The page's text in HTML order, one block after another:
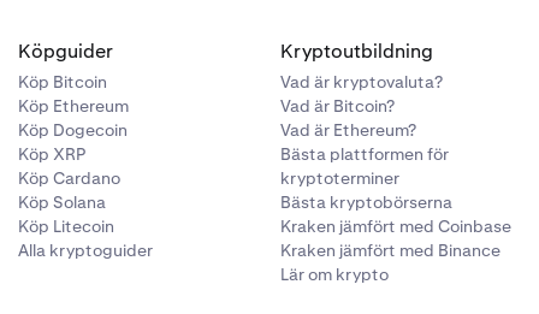
Köpguider
Köp Bitcoin
Köp Ethereum
Köp Dogecoin
Köp XRP
Köp Cardano
Köp Solana
Köp Litecoin
Alla kryptoguider
Kryptoutbildning
Vad är kryptovaluta?
Vad är Bitcoin?
Vad är Ethereum?
Bästa plattformen för
kryptoterminer
Bästa kryptobörserna
Kraken jämfört med Coinbase
Kraken jämfört med Binance
Lär om krypto